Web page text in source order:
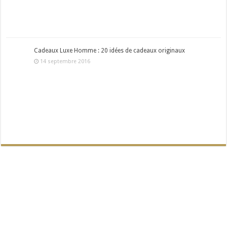
Cadeaux Luxe Homme : 20 idées de cadeaux originaux
14 septembre 2016